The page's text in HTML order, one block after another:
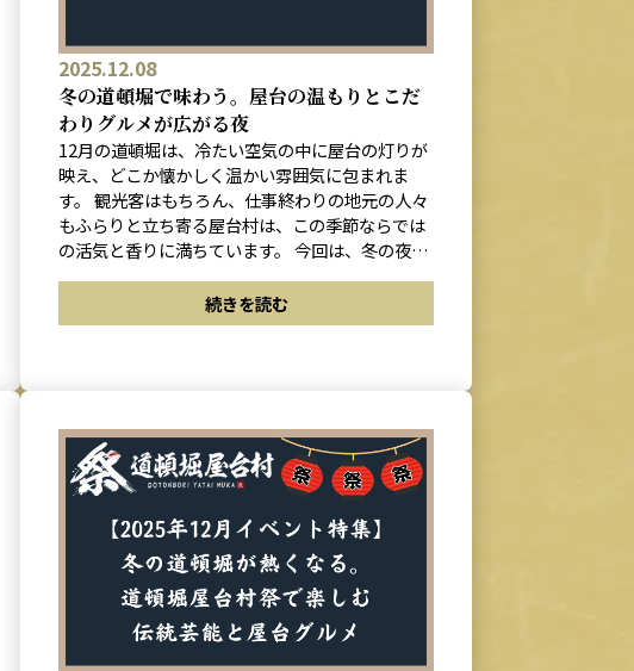
2025.12.08
冬の道頓堀で味わう。屋台の温もりとこだ
わりグルメが広がる夜
12月の道頓堀は、冷たい空気の中に屋台の灯りが
映え、どこか懐かしく温かい雰囲気に包まれま
す。 観光客はもちろん、仕事終わりの地元の人々
もふらりと立ち寄る屋台村は、この季節ならでは
の活気と香りに満ちています。 今回は、冬の夜に
りのグルメとともにご紹介します。
続きを読む